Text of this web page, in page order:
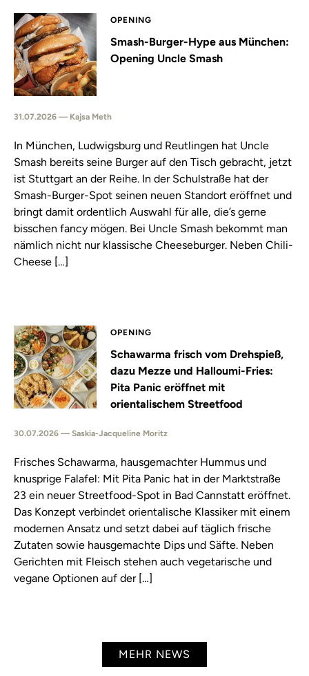
OPENING
Smash-Burger-Hype aus München:
Opening Uncle Smash
31.07.2026 — Kajsa Meth
In München, Ludwigsburg und Reutlingen hat Uncle
Smash bereits seine Burger auf den Tisch gebracht, jetzt
ist Stuttgart an der Reihe. In der Schulstraße hat der
Smash-Burger-Spot seinen neuen Standort eröffnet und
bringt damit ordentlich Auswahl für alle, die’s gerne
bisschen fancy mögen. Bei Uncle Smash bekommt man
nämlich nicht nur klassische Cheeseburger. Neben Chili-
Cheese […]
OPENING
Schawarma frisch vom Drehspieß,
dazu Mezze und Halloumi-Fries:
Pita Panic eröffnet mit
orientalischem Streetfood
30.07.2026 — Saskia-Jacqueline Moritz
Frisches Schawarma, hausgemachter Hummus und
knusprige Falafel: Mit Pita Panic hat in der Marktstraße
23 ein neuer Streetfood-Spot in Bad Cannstatt eröffnet.
Das Konzept verbindet orientalische Klassiker mit einem
modernen Ansatz und setzt dabei auf täglich frische
Zutaten sowie hausgemachte Dips und Säfte. Neben
Gerichten mit Fleisch stehen auch vegetarische und
vegane Optionen auf der […]
MEHR NEWS